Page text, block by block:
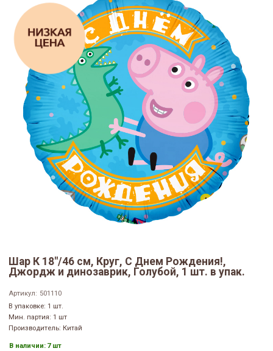
Шар К 18"/46 см, Круг, С Днем Рождения!,
Джордж и динозаврик, Голубой, 1 шт. в упак.
Артикул: 501110
В упаковке: 1 шт.
Мин. партия: 1 шт
Производитель: Китай
В наличии: 7 шт